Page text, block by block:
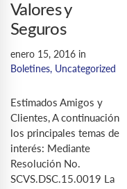
Valores y
Seguros
enero 15, 2016 in
Boletines, Uncategorized
Estimados Amigos y
Clientes, A continuación
los principales temas de
interés: Mediante
Resolución No.
SCVS.DSC.15.0019 La